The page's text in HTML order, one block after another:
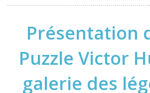
Présentation
Puzzle Victor
galerie des